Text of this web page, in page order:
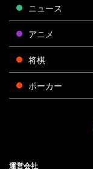
ニュース
アニメ
将棋
ポーカー
運営会社